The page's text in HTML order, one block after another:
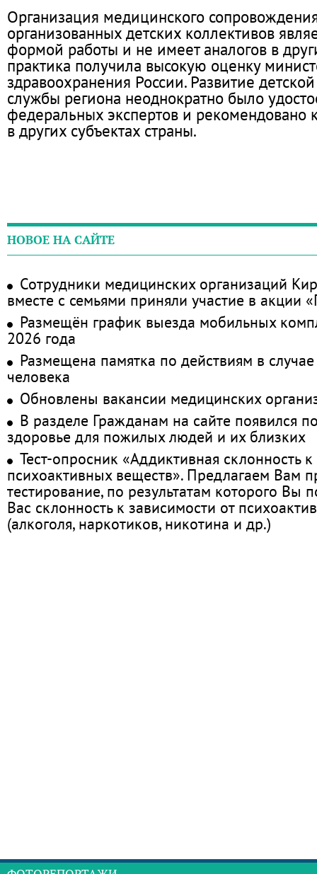
Организация медицинского
организованных детских коллективов
формой работы и не имеет аналогов в
практика получила высокую оценку
здравоохранения России. Развитие
службы региона неоднократно было
федеральных экспертов и рекомендовано
в других субъектах страны.
НОВОЕ НА САЙТЕ
Сотрудники медицинских организаций
вместе с семьями приняли участие в акции
Размещён график выезда мобильных
2026 года
Размещена памятка по действиям в
человека
Обновлены вакансии медицинских
В разделе Гражданам на сайте появился
здоровье для пожилых людей и их близких
Тест-опросник «Аддиктивная склонность
психоактивных веществ». Предлагаем Вам
тестирование, по результатам которого Вы
Вас склонность к зависимости от
(алкоголя, наркотиков, никотина и др.)